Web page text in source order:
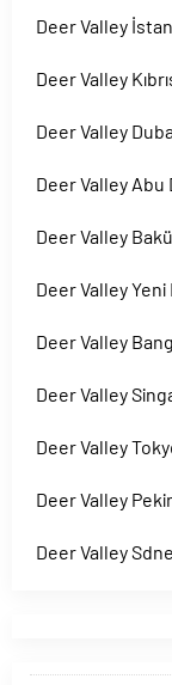
Deer Valley
Deer Valley
Deer Valley
Deer Valley Abu
Deer Valley
Deer Valley Yeni
Deer Valley
Deer Valley
Deer Valley
Deer Valley
Deer Valley